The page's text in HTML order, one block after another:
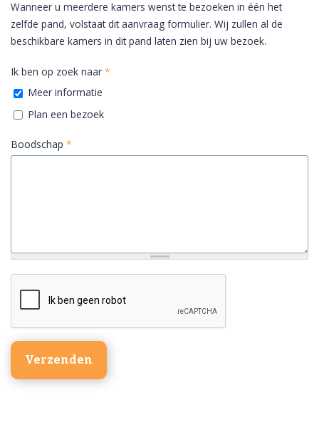
Wanneer u meerdere kamers wenst te bezoeken in één het
zelfde pand, volstaat dit aanvraag formulier. Wij zullen al de
beschikbare kamers in dit pand laten zien bij uw bezoek.
Ik ben op zoek naar *
Meer informatie
Plan een bezoek
Boodschap *